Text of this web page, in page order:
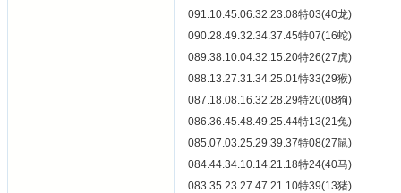
091.10.45.06.32.23.08特03(40龙)
090.28.49.32.34.37.45特07(16蛇)
089.38.10.04.32.15.20特26(27虎)
088.13.27.31.34.25.01特33(29猴)
087.18.08.16.32.28.29特20(08狗)
086.36.45.48.49.25.44特13(21兔)
085.07.03.25.29.39.37特08(27鼠)
084.44.34.10.14.21.18特24(40马)
083.35.23.27.47.21.10特39(13猪)